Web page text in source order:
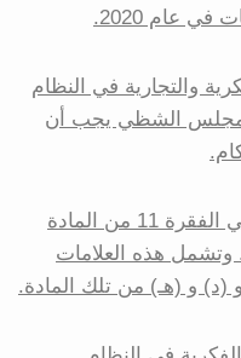
عام 2020.
والتجارية في النظام
تقرر في عام 1428 أن مجلس الشظي يجب أن
لا يجوز تسجيل العلامات الواردة في الفقرة 11 من المادة
وتشمل هذه العلامات
و (هـ) من تلك المادة.